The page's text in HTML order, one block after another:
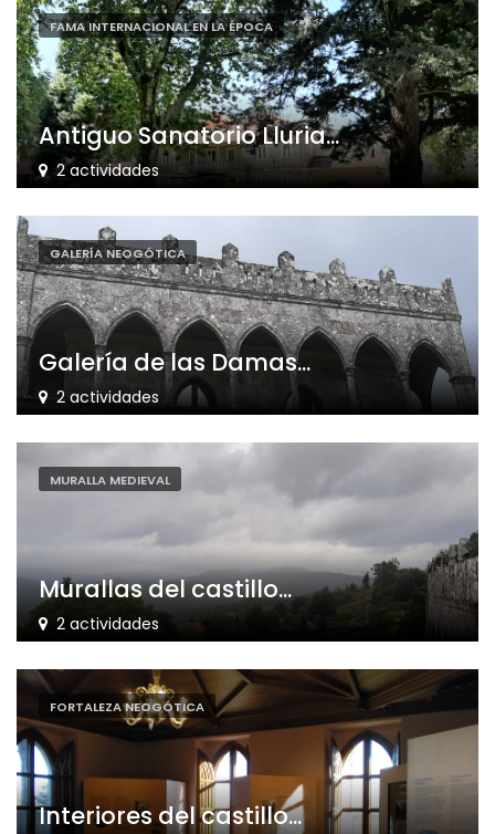
FAMA INTERNACIONAL EN LA ÉPOCA
Antiguo Sanatorio Lluria...
2 actividades
GALERÍA NEOGÓTICA
Galería de las Damas...
2 actividades
MURALLA MEDIEVAL
Murallas del castillo...
2 actividades
FORTALEZA NEOGÓTICA
Interiores del castillo...